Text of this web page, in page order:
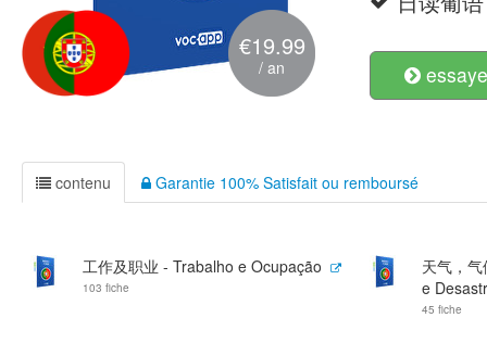
€19.99
/ an
contenu Garantie 100% Satisfait ou remboursé
工作及职业 - Trabalho e Ocupação
103 fiche
天气，
e
45 fiche